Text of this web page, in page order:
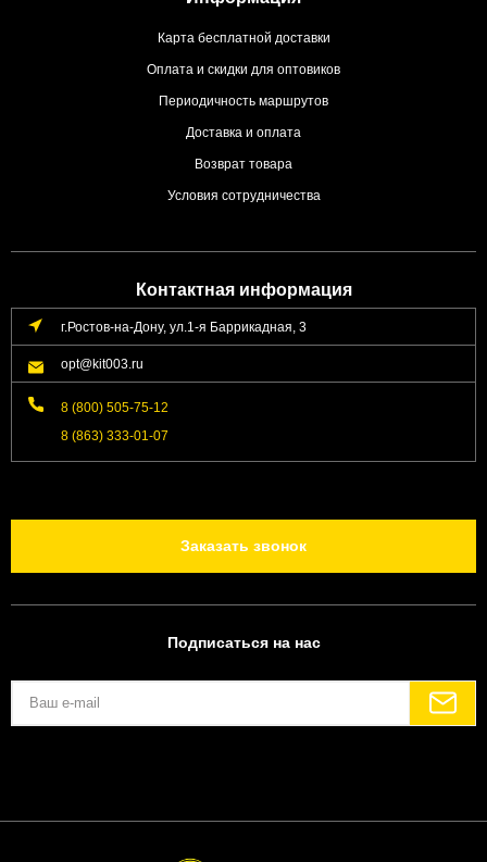
Карта бесплатной доставки
Оплата и скидки для оптовиков
Периодичность маршрутов
Доставка и оплата
Возврат товара
Условия сотрудничества
Контактная информация
г.Ростов-на-Дону, ул.1-я Баррикадная, 3
opt@kit003.ru
8 (800) 505-75-12
8 (863) 333-01-07
Заказать звонок
Подписаться на нас